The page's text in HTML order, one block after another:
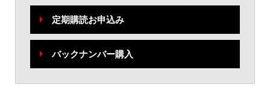
定期購読お申込み
バックナンバー購入